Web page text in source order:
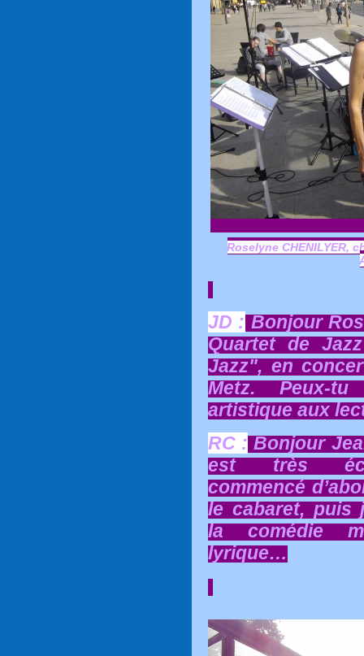
Roselyne CHENILYER,
JD : Bonjour
Quartet de
Jazz", en
Metz. Peux-
artistique aux
RC : Bonjour
est très
commencé
le cabaret, puis
la comédie
lyrique…